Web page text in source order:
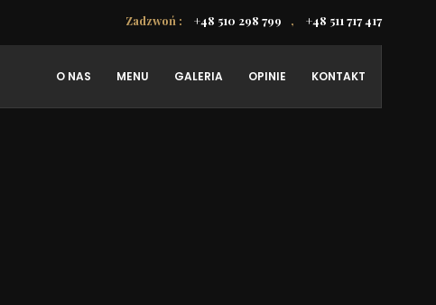
Zadzwoń : +48 510 298 799 , +48 511 717 417
O NAS MENU GALERIA OPINIE KONTAKT